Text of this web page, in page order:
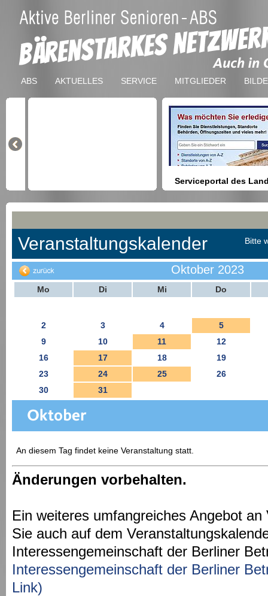
ABS AKTUELLES SERVICE MITGLIEDER
Serviceportal des
Berlin
Anmeldung bei Ämtern usw.
Veranstaltungskalender Bitte
Oktober 2023
Mo Di Mi Do
2 3 4
5
9
10 11
12
16
17 18
19
23
24 25
26
30
31
An diesem Tag findet keine Veranstaltung statt.
Änderungen vorbehalten.
Ein weiteres umfangreiches Angebot
Sie auch auf dem
Interessengemeinschaft der Berliner
Interessengemeinschaft der Berliner
Link)